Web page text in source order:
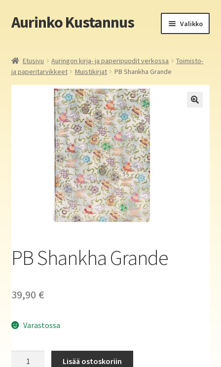
Siirry
navigointiin
Siirry
sisältöön
Aurinko Kustannus Valikko
Yritys
Yhteystiedot
Aurinko Kustannus: kirjat
Auringon kirja- ja paperipuodit verkossa
Etusivu Auringon kirja- ja paperipuodit verkossa
Toimisto-
ja paperitarvikkeet
Muistikirjat PB Shankha Grande
PB Shankha Grande
39,90 €
Varastossa
Lisää ostoskoriin